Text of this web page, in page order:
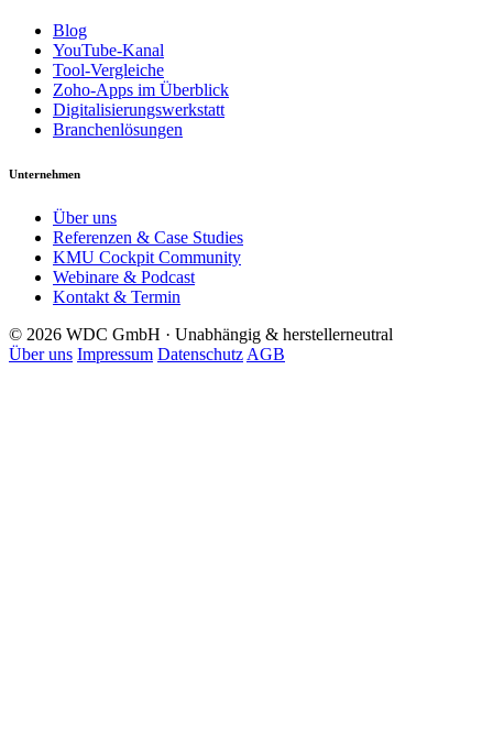
Blog
YouTube-Kanal
Tool-Vergleiche
Zoho-Apps im Überblick
Digitalisierungswerkstatt
Branchenlösungen
Unternehmen
Über uns
Referenzen & Case Studies
KMU Cockpit Community
Webinare & Podcast
Kontakt & Termin
© 2026 WDC GmbH · Unabhängig & herstellerneutral
Über uns Impressum Datenschutz AGB